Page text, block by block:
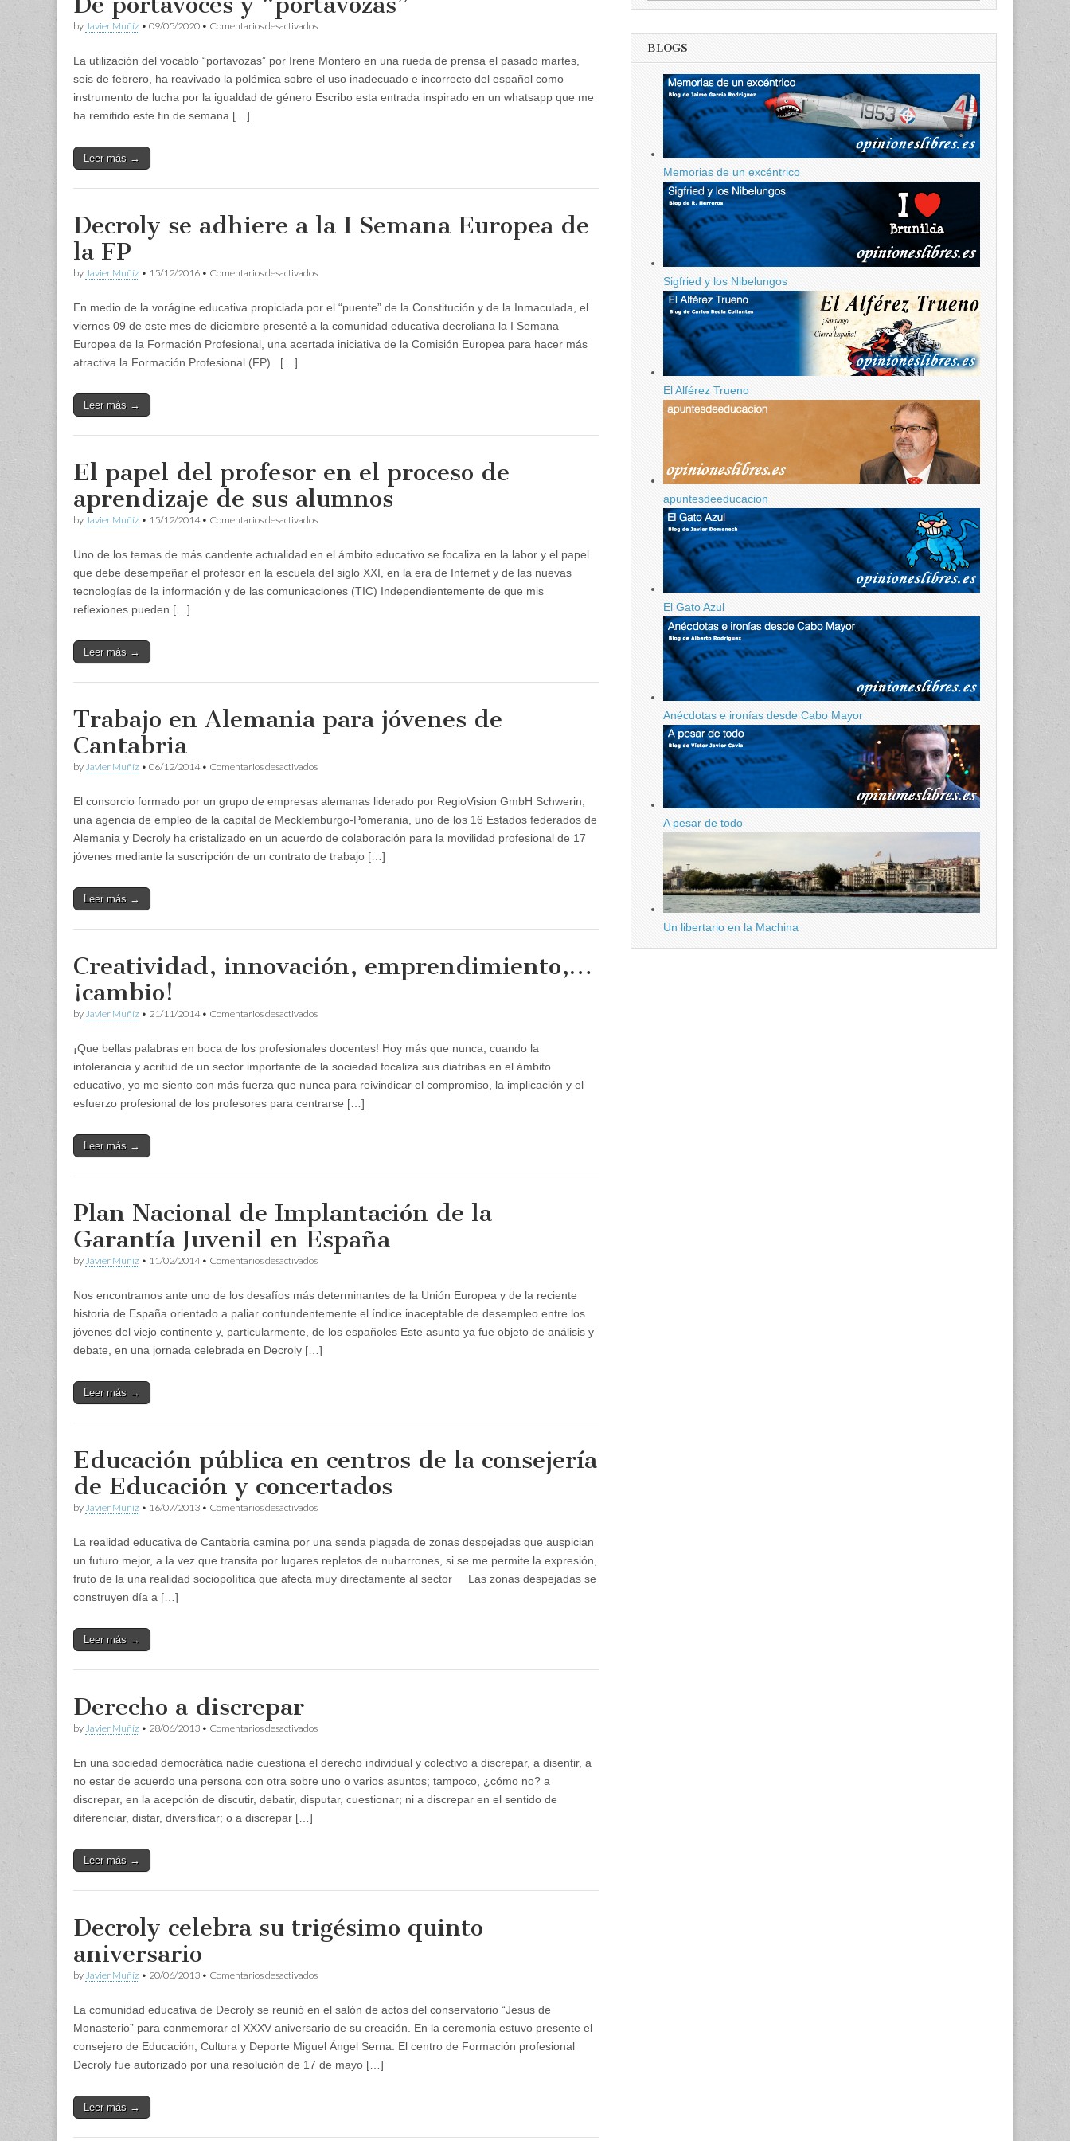
by Javier Muñíz • 09/05/2020 • Comentarios desactivadosen
y
“portavozas”
La utilización del vocablo “portavozas” por Irene Montero en una rueda de prensa el pasado martes,
seis de febrero, ha reavivado la polémica sobre el uso inadecuado e incorrecto del español como
instrumento de lucha por la igualdad de género Escribo esta entrada inspirado en un whatsapp que me
ha remitido este fin de semana […]
Leer más →
Decroly se adhiere a la I Semana Europea de
la FP
by Javier Muñíz • 15/12/2016 • Comentarios desactivadosen
adhiere
a
I
En medio de la vorágine educativa propiciada por el “puente” de la Constitución y de la Inmaculada, el
viernes 09 de este mes de diciembre presenté a la comunidad educativa decroliana la I Semana
Europea de la Formación Profesional, una acertada iniciativa de la Comisión Europea para hacer más
atractiva la Formación Profesional (FP) […]
Leer más →
El papel del profesor en el proceso de
aprendizaje de sus alumnos
by Javier Muñíz • 15/12/2014• Comentarios desactivadosen
del
profesor
el
Uno de los temas de más candente actualidad en el ámbito educativo se focaliza en la labor y el papel
que debe desempeñar el profesor en la escuela del siglo XXI, en la era de Internet y de las nuevas
tecnologías de la información y de las comunicaciones (TIC) Independientemente de que mis
reflexiones pueden […]
Leer más →
Trabajo en Alemania para jóvenes de
Cantabria
by Javier Muñíz • 06/12/2014• Comentarios desactivadosen
Alemania
para
jóvenes
de
Cantabria
El consorcio formado por un grupo de empresas alemanas liderado por RegioVision GmbH Schwerin,
una agencia de empleo de la capital de Mecklemburgo-Pomerania, uno de los 16 Estados federados de
Alemania y Decroly ha cristalizado en un acuerdo de colaboración para la movilidad profesional de 17
jóvenes mediante la suscripción de un contrato de trabajo […]
Leer más →
Creatividad, innovación, emprendimiento,…
¡cambio!
by Javier Muñíz • 21/11/2014• Comentarios desactivadosen
emprendimiento,
…
¡Que bellas palabras en boca de los profesionales docentes! Hoy más que nunca, cuando la
intolerancia y acritud de un sector importante de la sociedad focaliza sus diatribas en el ámbito
educativo, yo me siento con más fuerza que nunca para reivindicar el compromiso, la implicación y el
esfuerzo profesional de los profesores para centrarse […]
Leer más →
Plan Nacional de Implantación de la
Garantía Juvenil en España
by Javier Muñíz • 11/02/2014• Comentarios desactivadosen
de
Implantación
la
Garantía
Nos encontramos ante uno de los desafíos más determinantes de la Unión Europea y de la reciente
historia de España orientado a paliar contundentemente el índice inaceptable de desempleo entre los
jóvenes del viejo continente y, particularmente, de los españoles Este asunto ya fue objeto de análisis y
debate, en una jornada celebrada en Decroly […]
Leer más →
Educación pública en centros de la consejería
de Educación y concertados
by Javier Muñíz • 16/07/2013 • Comentarios desactivadosen
en
centros
la
La realidad educativa de Cantabria camina por una senda plagada de zonas despejadas que auspician
un futuro mejor, a la vez que transita por lugares repletos de nubarrones, si se me permite la expresión,
fruto de la una realidad sociopolítica que afecta muy directamente al sector Las zonas despejadas se
construyen día a […]
Leer más →
Derecho a discrepar
by Javier Muñíz • 28/06/2013 • Comentarios desactivadosen
discrepar
En una sociedad democrática nadie cuestiona el derecho individual y colectivo a discrepar, a disentir, a
no estar de acuerdo una persona con otra sobre uno o varios asuntos; tampoco, ¿cómo no? a
discrepar, en la acepción de discutir, debatir, disputar, cuestionar; ni a discrepar en el sentido de
diferenciar, distar, diversificar; o a discrepar […]
Leer más →
Decroly celebra su trigésimo quinto
aniversario
by Javier Muñíz • 20/06/2013 • Comentarios desactivadosen
su
trigésimo
quinto
aniversario
La comunidad educativa de Decroly se reunió en el salón de actos del conservatorio “Jesus de
Monasterio” para conmemorar el XXXV aniversario de su creación. En la ceremonia estuvo presente el
consejero de Educación, Cultura y Deporte Miguel Ángel Serna. El centro de Formación profesional
Decroly fue autorizado por una resolución de 17 de mayo […]
Leer más →
BLOGS
Memorias de un excéntrico
Sigfried y los Nibelungos
El Alférez Trueno
apuntesdeeducacion
El Gato Azul
Anécdotas e ironías desde Cabo Mayor
A pesar de todo
Un libertario en la Machina